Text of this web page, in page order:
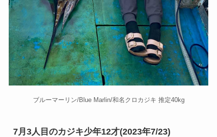
ブルーマーリン/Blue Marlin/和名クロカジキ 推定40kg
7月3人目のカジキ少年12才(2023年7/23)